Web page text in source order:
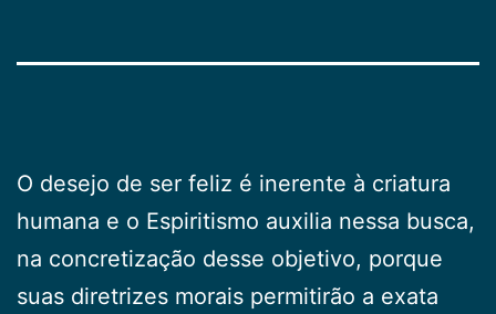
O desejo de ser feliz é inerente à criatura
humana e o Espiritismo auxilia nessa busca,
na concretização desse objetivo, porque
suas diretrizes morais permitirão a exata